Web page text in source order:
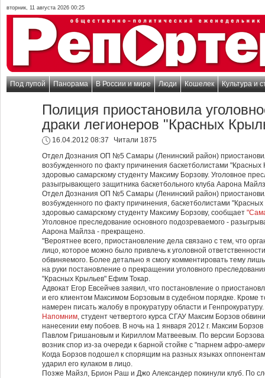
вторник, 11 августа 2026 00:25
Под лупой Панорама В России и мире Люди Кошелек Культура и
Полиция приостановила
драки легионеров "Красных
16.04.2012 08:37
Читали 1875
Отдел Дознания ОП №5 Самары (Ленинский район)
возбужденного по факту причинения баскетболистами
здоровью са­марскому студенту Максиму Борзову. Уголовное
разыгрывающего защитника баскетбольного клуба Аарона
Отдел Дознания ОП №5 Самары (Ленинский район)
возбужденного по факту причинения, баскетболистами
здоровью са­марскому студенту Максиму Борзову, сообщает
Уголовное преследова­ние основного подозреваемого -
Аарона Майлза - пре­кращено.
"Вероятнее всего, приостановление дела связано с тем, что
лицо, которое можно было привлечь к уголовной
обвиняемого. Более деталь­но я смогу комментировать тему
на руки постановление о прекращении уголовного
"Красных Крыльев" Ефим Токар.
Адвокат Егор Евсейчев заявил, что постановление о
и его клиентом Максимом Бор­зовым в судебном порядке. Кроме
намерен писать жалобу в прокуратуру области и Генпрокуратуру.
Напомним, студент четвертого курса СГАУ Максим Борзов
нанесении ему побоев. В ночь на 1 января 2012 г. Максим
Павлом Гришановым и Кириллом Матвеевым. По версии
возник спор из-за очереди к барной стойке с "парнем афро-
Когда Борзов подошел к спорящим на разных языках
ударил его кулаком в лицо.
Позже Майзл, Брион Раш и Джо Александер покинули клуб. По